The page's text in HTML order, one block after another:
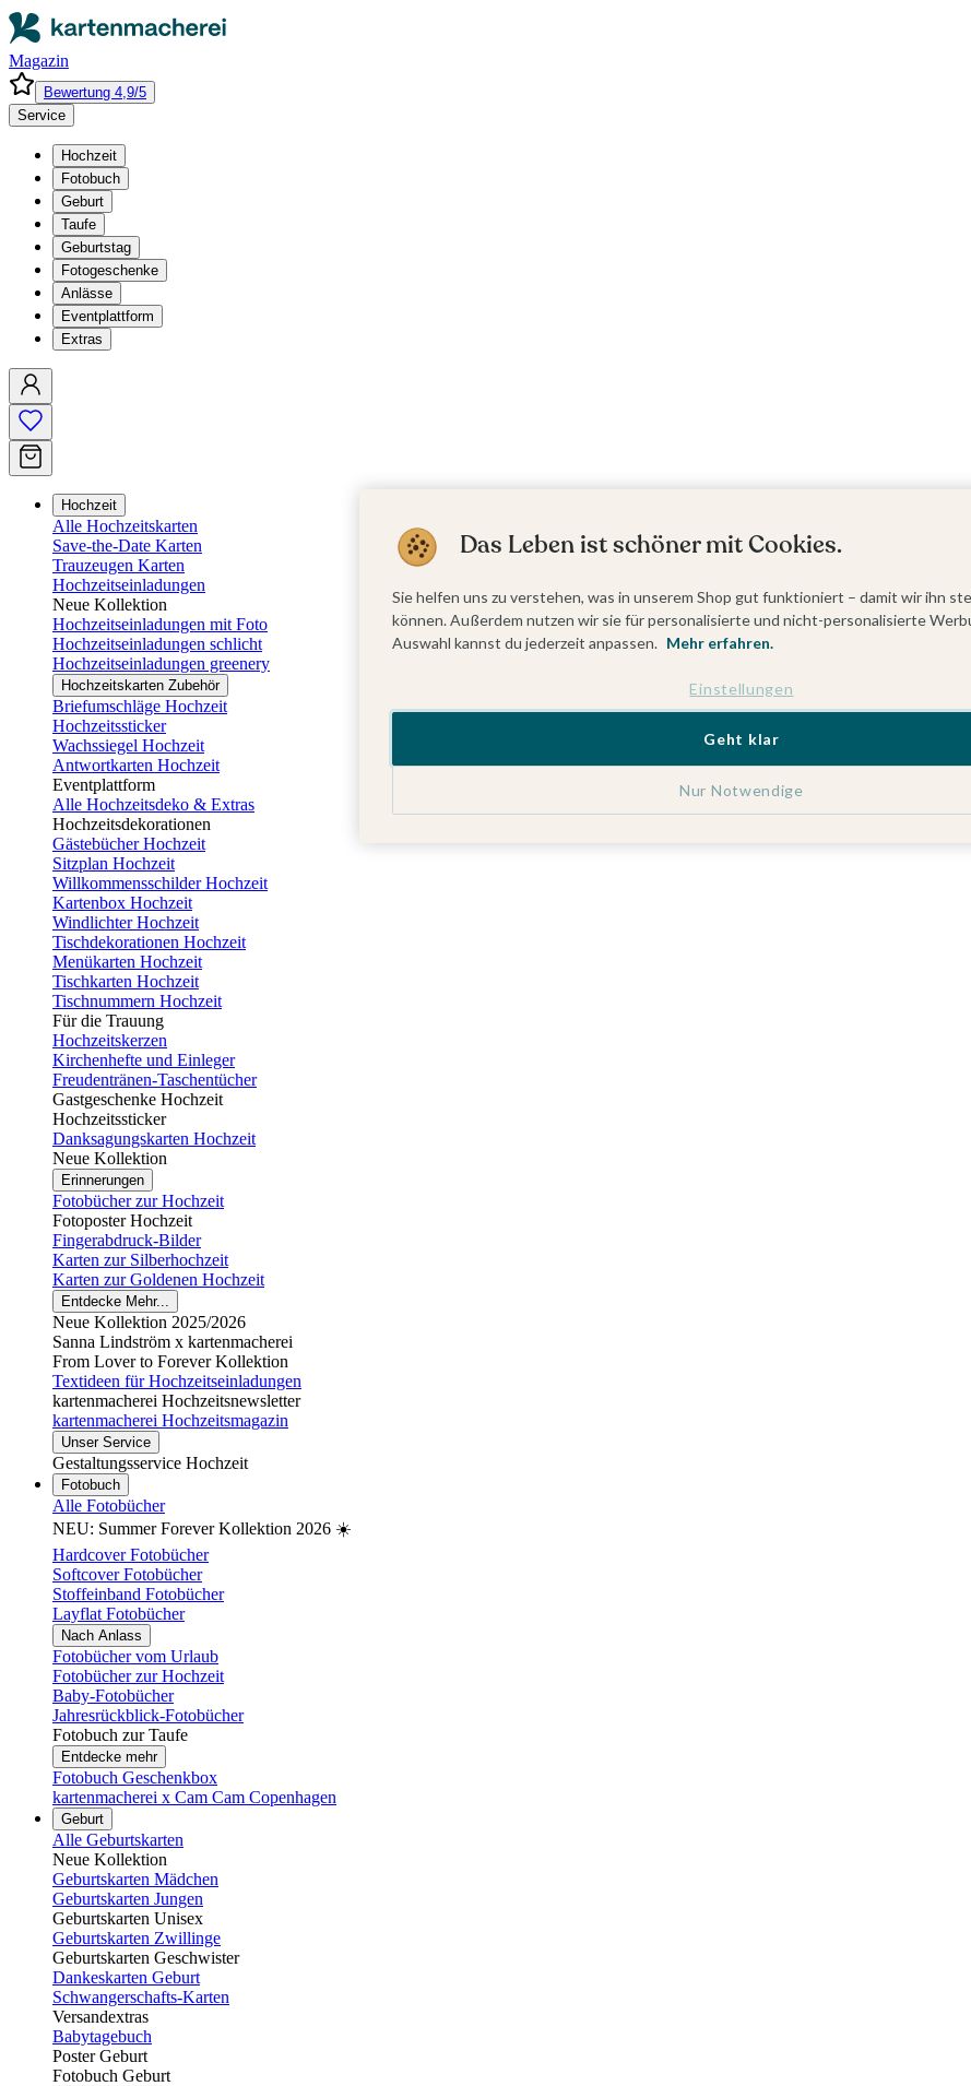
Magazin
Bewertung 4,9/5
Service
Hochzeit
Fotobuch
Geburt
Taufe
Geburtstag
Fotogeschenke
Anlässe
Eventplattform
Extras
Hochzeit
Alle Hochzeitskarten
Save-the-Date Karten
Trauzeugen Karten
Hochzeitseinladungen
Neue Kollektion
Hochzeitseinladungen mit Foto
Hochzeitseinladungen schlicht
Hochzeitseinladungen greenery
Hochzeitskarten Zubehör
Briefumschläge Hochzeit
Hochzeitssticker
Wachssiegel Hochzeit
Antwortkarten Hochzeit
Eventplattform
Alle Hochzeitsdeko & Extras
Hochzeitsdekorationen
Gästebücher Hochzeit
Sitzplan Hochzeit
Willkommensschilder Hochzeit
Kartenbox Hochzeit
Windlichter Hochzeit
Tischdekorationen Hochzeit
Menükarten Hochzeit
Tischkarten Hochzeit
Tischnummern Hochzeit
Für die Trauung
Hochzeitskerzen
Kirchenhefte und Einleger
Freudentränen-Taschentücher
Gastgeschenke Hochzeit
Hochzeitssticker
Danksagungskarten Hochzeit
Neue Kollektion
Erinnerungen
Fotobücher zur Hochzeit
Fotoposter Hochzeit
Fingerabdruck-Bilder
Karten zur Silberhochzeit
Karten zur Goldenen Hochzeit
Entdecke Mehr...
Neue Kollektion 2025/2026
Sanna Lindström x kartenmacherei
From Lover to Forever Kollektion
Textideen für Hochzeitseinladungen
kartenmacherei Hochzeitsnewsletter
kartenmacherei Hochzeitsmagazin
Unser Service
Gestaltungsservice Hochzeit
Fotobuch
Alle Fotobücher
NEU: Summer Forever Kollektion 2026 ☀️
Hardcover Fotobücher
Softcover Fotobücher
Stoffeinband Fotobücher
Layflat Fotobücher
Nach Anlass
Fotobücher vom Urlaub
Fotobücher zur Hochzeit
Baby-Fotobücher
Jahresrückblick-Fotobücher
Fotobuch zur Taufe
Entdecke mehr
Fotobuch Geschenkbox
kartenmacherei x Cam Cam Copenhagen
Geburt
Alle Geburtskarten
Neue Kollektion
Geburtskarten Mädchen
Geburtskarten Jungen
Geburtskarten Unisex
Geburtskarten Zwillinge
Geburtskarten Geschwister
Dankeskarten Geburt
Schwangerschafts-Karten
Versandextras
Babytagebuch
Poster Geburt
Fotobuch Geburt
Das Leben ist schöner mit Cookies.
Sie helfen uns zu verstehen, was in unserem Shop gut funktioniert – damit wir ihn
können. Außerdem nutzen wir sie für personalisierte und nicht-personalisierte
Auswahl kannst du jederzeit anpassen. Mehr erfahren.
Einstellungen
Nur Notwendige
Geht klar